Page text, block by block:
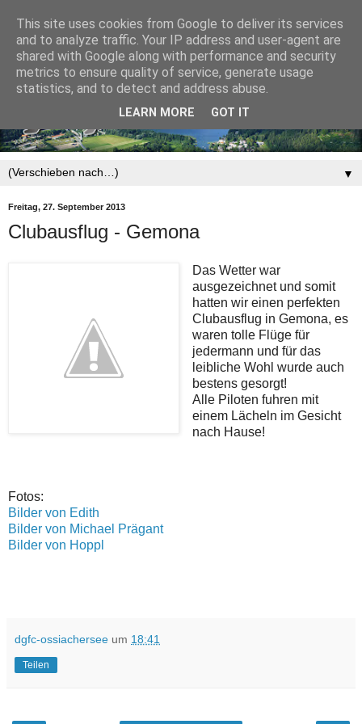
▼
Freitag, 27. September 2013
Clubausflug - Gemona
Das Wetter war
ausgezeichnet und somit
hatten wir einen perfekten
Clubausflug in Gemona, es
waren tolle Flüge für
jedermann und für das
leibliche Wohl wurde auch
bestens gesorgt!
Alle Piloten fuhren mit
einem Lächeln im Gesicht
nach Hause!
Fotos:
Bilder von Edith
Bilder von Michael Prägant
Bilder von Hoppl
dgfc-ossiachersee um 18:41
Teilen
This site uses cookies from Google to deliver its services
and to analyze traffic. Your IP address and user-agent are
shared with Google along with performance and security
metrics to ensure quality of service, generate usage
statistics, and to detect and address abuse.
LEARN MORE GOT IT